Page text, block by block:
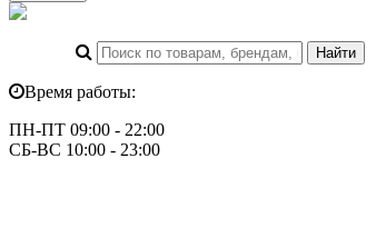
Время работы:
ПН-ПТ 09:00 - 22:00
СБ-ВС 10:00 - 23:00